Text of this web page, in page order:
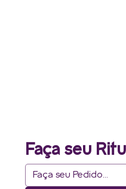
Faça seu